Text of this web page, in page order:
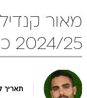
מאור
2024/25 כדורגל
תאריך